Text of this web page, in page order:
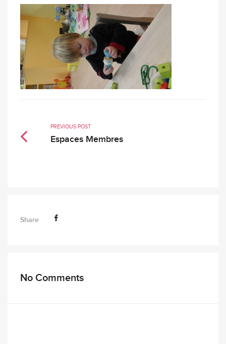
PREVIOUS POST
Espaces Membres
Share
No Comments